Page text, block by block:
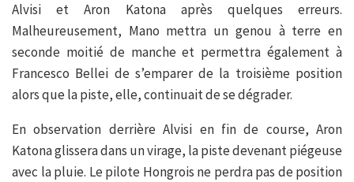
Alvisi et Aron Katona après quelques erreurs.
Malheureusement, Mano mettra un genou à terre en
seconde moitié de manche et permettra également à
Francesco Bellei de s’emparer de la troisième position
alors que la piste, elle, continuait de se dégrader.
En observation derrière Alvisi en fin de course, Aron
Katona glissera dans un virage, la piste devenant piégeuse
avec la pluie. Le pilote Hongrois ne perdra pas de position